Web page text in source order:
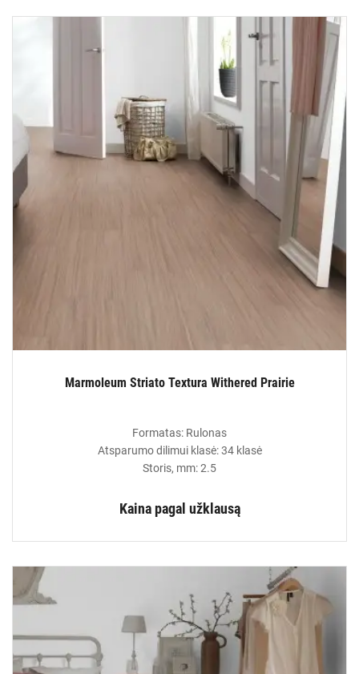
Marmoleum Striato Textura Withered Prairie
Formatas: Rulonas
Atsparumo dilimui klasė: 34 klasė
Storis, mm: 2.5
Kaina pagal užklausą